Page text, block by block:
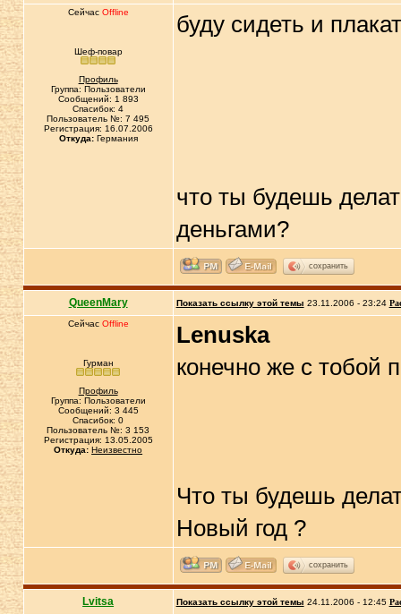
Сейчас Offline
Шеф-повар
Профиль
Группа: Пользователи
Сообщений: 1 893
Спасибок: 4
Пользователь №: 7 495
Регистрация: 16.07.2006
Откуда:Германия
буду сидеть и
что ты будешь
деньгами?
сохранить
QueenMary Показать ссылку этой темы 23.11.2006 - 23:24
Сейчас Offline
Гурман
Профиль
Группа: Пользователи
Сообщений: 3 445
Спасибок: 0
Пользователь №: 3 153
Регистрация: 13.05.2005
Откуда: Неизвестно
Lenuska
конечно же с тобой
Что ты будешь
Новый год ?
сохранить
Lvitsa Показать ссылку этой темы 24.11.2006 - 12:45